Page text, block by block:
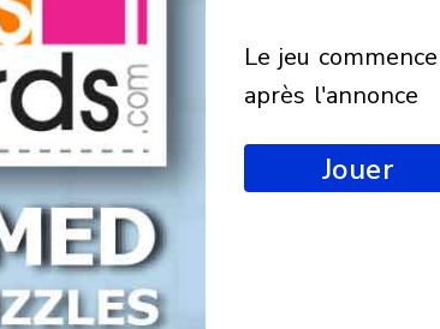
le jeu commencera
après l'annonce
Jouer